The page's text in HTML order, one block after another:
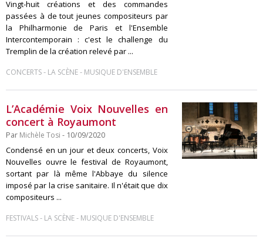
Vingt-huit créations et des commandes
passées à de tout jeunes compositeurs par
la Philharmonie de Paris et l'Ensemble
Intercontemporain : c'est le challenge du
Tremplin de la création relevé par ...
CONCERTS- LA SCÈNE- MUSIQUE D'ENSEMBLE
L’Académie Voix Nouvelles en
concert à Royaumont
Par Michèle Tosi - 10/09/2020
Condensé en un jour et deux concerts, Voix
Nouvelles ouvre le festival de Royaumont,
sortant par là même l'Abbaye du silence
imposé par la crise sanitaire. Il n'était que dix
compositeurs ...
FESTIVALS- LA SCÈNE- MUSIQUE D'ENSEMBLE